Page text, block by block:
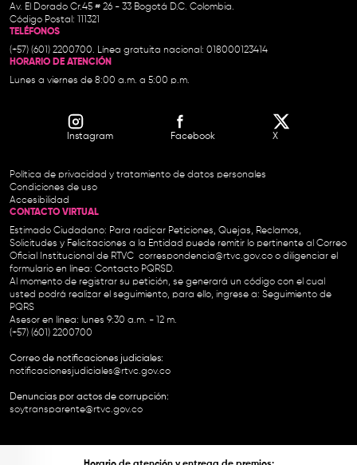
Av. El Dorado Cr.45 # 26 - 33 Bogotá D.C. Colombia.
Código Postal: 111321
TELÉFONOS
(+57) (601) 2200700. Línea gratuita nacional: 018000123414
HORARIO DE ATENCIÓN
Lunes a viernes de 8:00 a.m. a 5:00 p.m.
Instagram Facebook X
Política de privacidad y tratamiento de datos personales
Condiciones de uso
Accesibilidad
CONTACTO VIRTUAL
Estimado Ciudadano: Para radicar Peticiones, Quejas, Reclamos,
Solicitudes y Felicitaciones a la Entidad puede remitir lo pertinente al Correo
Oficial Institucional de RTVC correspondencia@rtvc.gov.co o diligenciar el
formulario en línea: Contacto PQRSD.
Al momento de registrar su petición, se generará un código con el cual
usted podrá realizar el seguimiento, para ello, ingrese a: Seguimiento de
PQRS
Asesor en línea: lunes 9:30 a.m. - 12 m.
(+57) (601) 2200700
Correo de notificaciones judiciales:
notificacionesjudiciales@rtvc.gov.co
Denuncias por actos de corrupción:
soytransparente@rtvc.gov.co